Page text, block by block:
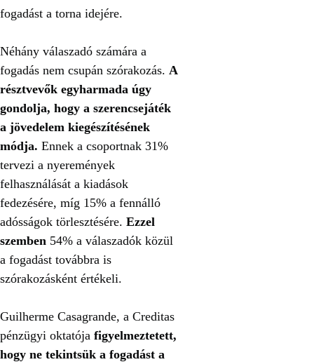
fogadást a torna idejére.
Néhány válaszadó számára a
fogadás nem csupán szórakozás. A
résztvevők egyharmada úgy
gondolja, hogy a szerencsejáték
a jövedelem kiegészítésének
módja. Ennek a csoportnak 31%
tervezi a nyeremények
felhasználását a kiadások
fedezésére, míg 15% a fennálló
adósságok törlesztésére. Ezzel
szemben 54% a válaszadók közül
a fogadást továbbra is
szórakozásként értékeli.
Guilherme Casagrande, a Creditas
pénzügyi oktatója figyelmeztetett,
hogy ne tekintsük a fogadást a